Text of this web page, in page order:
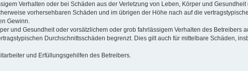
Verhalten oder bei Schäden aus der Verletzung von Leben, Körper und Gesundheit
vorhersehbaren Schäden und im übrigen der Höhe nach auf die
Gewinn.
und Gesundheit oder vorsätzlichem oder grob fahrlässigem Verhalten des Betreibers
Durchschnittsschäden begrenzt. Dies gilt auch für mittelbare Schäden,
und Erfüllungsgehilfen des Betreibers.